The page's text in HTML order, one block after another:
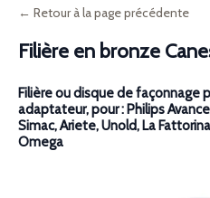
← Retour à la page précédente
Filière en bronze
Filière ou disque de façonnage
adaptateur, pour : Philips
Simac, Ariete, Unold, La
Omega